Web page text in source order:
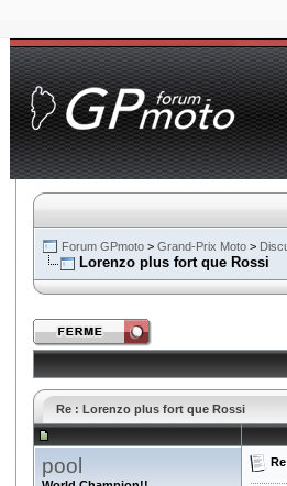
Forum GPmoto > Grand-Prix Moto >
Lorenzo plus fort que Rossi
Re : Lorenzo plus fort que Rossi
pool